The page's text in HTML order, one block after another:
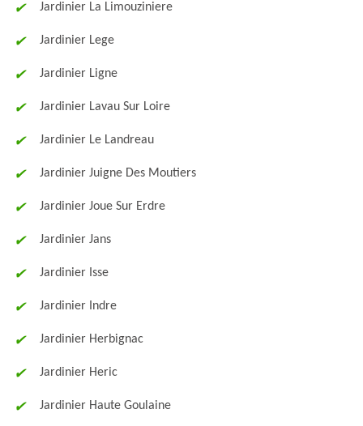
Jardinier La Limouziniere
Jardinier Lege
Jardinier Ligne
Jardinier Lavau Sur Loire
Jardinier Le Landreau
Jardinier Juigne Des Moutiers
Jardinier Joue Sur Erdre
Jardinier Jans
Jardinier Isse
Jardinier Indre
Jardinier Herbignac
Jardinier Heric
Jardinier Haute Goulaine